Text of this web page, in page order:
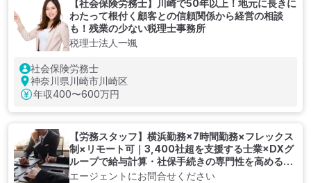
【社会保険労務士】川崎で50年以上！地元に長きに
わたって根付く顧客との信頼関係から経営の相談
も！残業の少ない税理士事務所
税理士法人一颯
社会保険労務士
神奈川県川崎市川崎区
年収400〜600万円
【労務スタッフ】横浜勤務×7時間勤務×フレックス
制×リモート可｜3,400社超を支援する士業×DXグ
ループで給与計算・社保手続きの専門性を高める労
務スタッフ
エージェントにお問合せください